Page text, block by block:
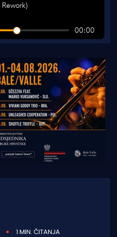
1 MIN. ČITANJA